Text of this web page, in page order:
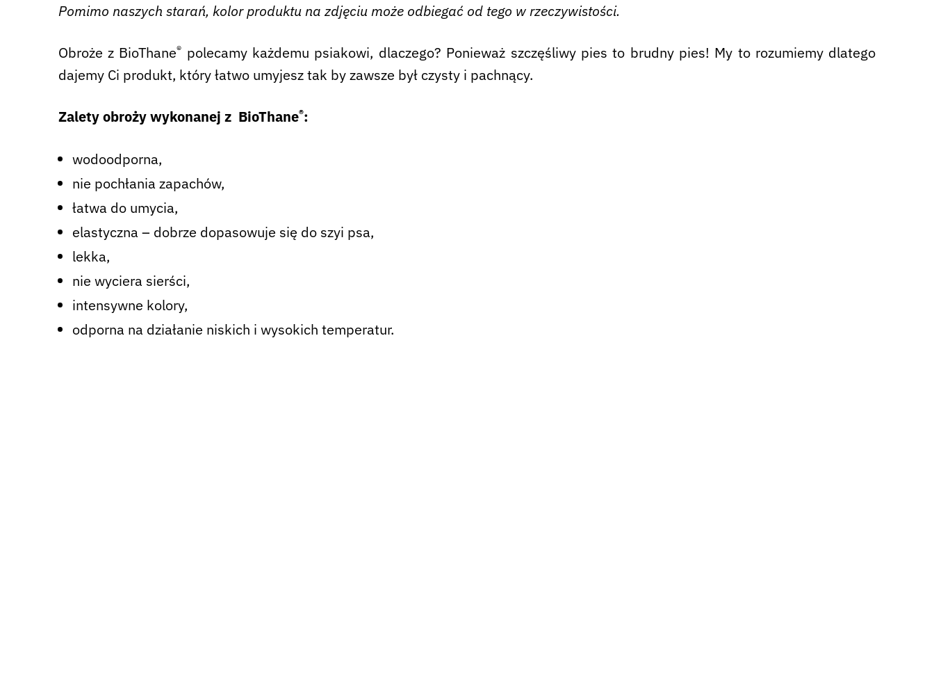
Pomimo naszych starań, kolor produktu na zdjęciu może odbiegać od tego w rzeczywistości.
Obroże z BioThane® polecamy każdemu psiakowi, dlaczego? Ponieważ szczęśliwy pies to brudny pies! My to rozumiemy dlatego
dajemy Ci produkt, który łatwo umyjesz tak by zawsze był czysty i pachnący.
Zalety obroży wykonanej z BioThane®:
wodoodporna,
nie pochłania zapachów,
łatwa do umycia,
elastyczna – dobrze dopasowuje się do szyi psa,
lekka,
nie wyciera sierści,
intensywne kolory,
odporna na działanie niskich i wysokich temperatur.